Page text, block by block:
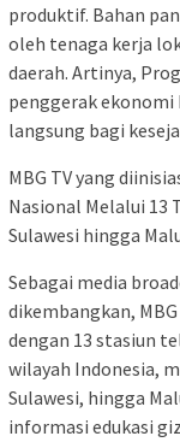
produktif. Bahan
oleh tenaga kerja
daerah. Artinya,
penggerak
langsung bagi
MBG TV yang
Nasional Melalui 13
Sulawesi hingga
Sebagai media
dikembangkan,
dengan 13 stasiun
wilayah Indonesia,
Sulawesi, hingga
informasi edukasi